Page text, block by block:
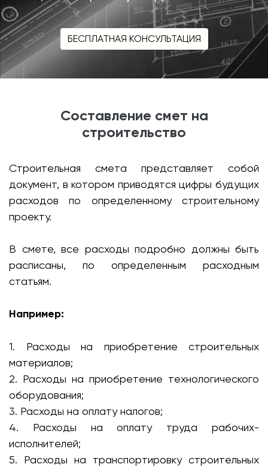
БЕСПЛАТНАЯ КОНСУЛЬТАЦИЯ
Составление смет на
строительство
Строительная смета представляет собой
документ, в котором приводятся цифры будущих
расходов по определенному строительному
проекту.
В смете, все расходы подробно должны быть
расписаны, по определенным расходным
статьям.
Например:
1. Расходы на приобретение строительных
материалов;
2. Расходы на приобретение технологического
оборудования;
3. Расходы на оплату налогов;
4. Расходы на оплату труда рабочих-
исполнителей;
5. Расходы на транспортировку строительных